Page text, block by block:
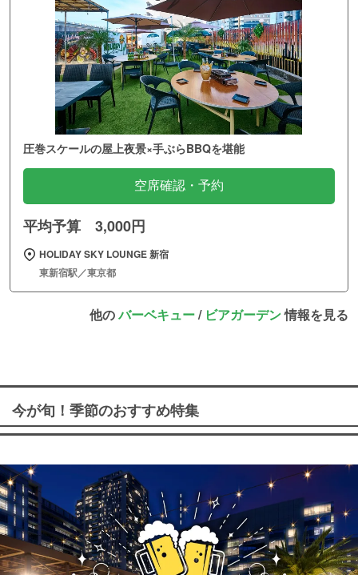
圧巻スケールの屋上夜景×手ぶらBBQを堪能
空席確認・予約
平均予算 3,000円
HOLIDAY SKY LOUNGE 新宿
東新宿駅／東京都
他のバーベキュー/ ビアガーデン情報を見る
今が旬！季節のおすすめ特集